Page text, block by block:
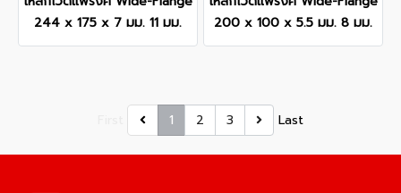
244 x 175 x 7 มม. 11 มม.
200 x 100 x 5.5 มม. 8 มม.
1 2 3 Last